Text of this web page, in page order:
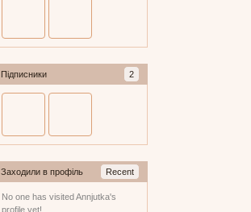
Підписники 2
Заходили в профіль Recent
No one has visited Annjutka's
profile yet!